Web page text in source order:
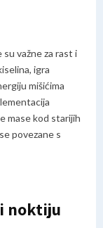
važne za rast i
igra
mišićima
mase kod starijih
povezane s
noktiju